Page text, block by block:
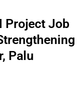
Project Job
Palu